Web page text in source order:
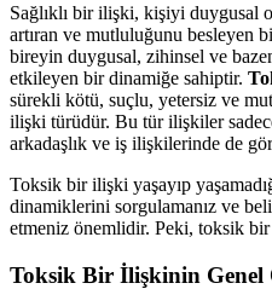
Sağlıklı bir ilişki, kişiyi duygusal
artıran ve mutluluğunu besleyen
bireyin duygusal, zihinsel ve
etkileyen bir dinamiğe sahiptir.
sürekli kötü, suçlu, yetersiz ve
ilişki türüdür. Bu tür ilişkiler
arkadaşlık ve iş ilişkilerinde de
Toksik bir ilişki yaşayıp
dinamiklerini sorgulamanız ve
etmeniz önemlidir. Peki, toksik bir
Toksik Bir İlişkinin Genel